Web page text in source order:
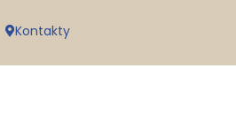
Kontakty